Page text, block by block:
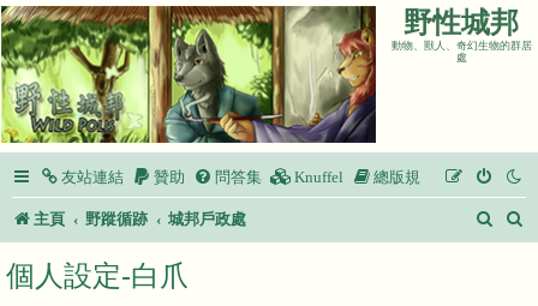
野性城邦
動物、獸人、奇幻生物的群居
處
友站連結 贊助 問答集 Knuffel 總版規
主頁 野蹤循跡 城邦戶政處
搜
個人設定-白爪